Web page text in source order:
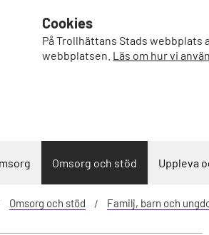
Cookies
På Trollhättans Stads
webbplatsen. Läs om hur vi
Omsorg och stöd Uppleva
Omsorg och stöd Familj, barn och